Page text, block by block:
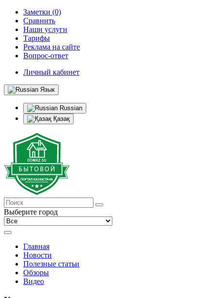
Заметки (0)
Сравнить
Наши услуги
Тарифы
Реклама на сайте
Вопрос-ответ
Личный кабинет
Язык
Russian
Қазақ
Выберите город
Главная
Новости
Полезные статьи
Обзоры
Видео